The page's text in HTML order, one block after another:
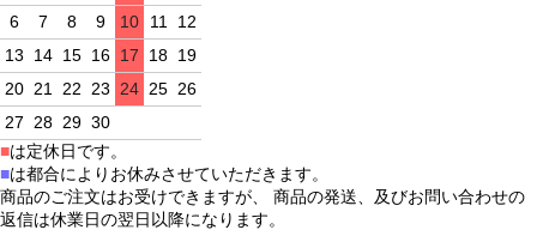
6
7 8 9 10 11
12
13
14 15 16 17 18 19
20 21 22 23 24 25 26
27
28 29 30
■は定休日です。
■は都合によりお休みさせていただきます。
商品のご注文はお受けできますが、 商品の発送、及びお問い合わせの
返信は休業日の翌日以降になります。